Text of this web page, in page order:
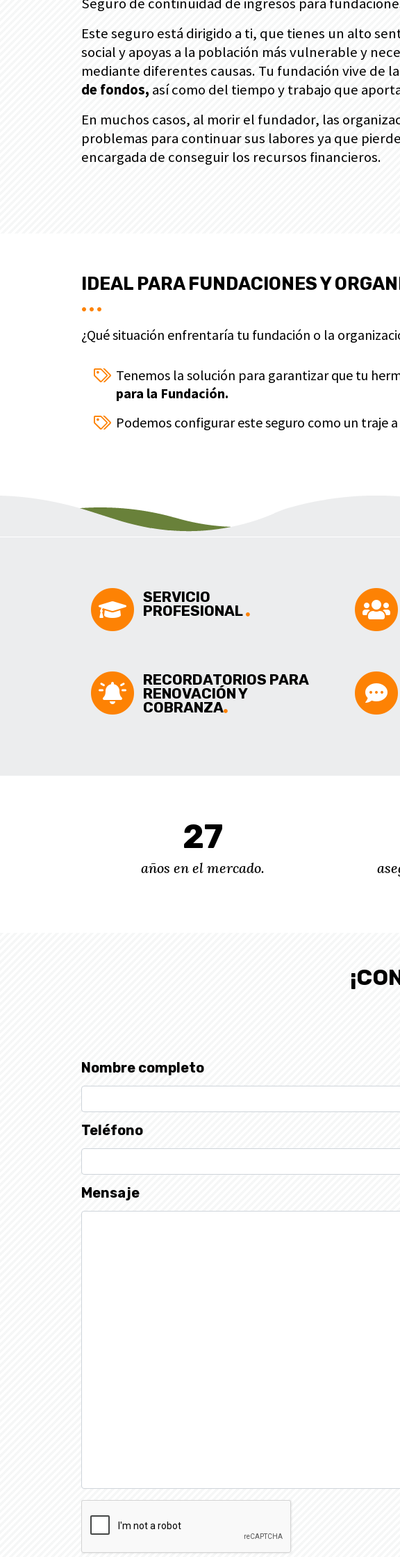
Este seguro está dirigido a ti, que tienes un alto
social y apoyas a la población más vulnerable y
mediante diferentes causas. Tu fundación vive de la
de fondos, así como del tiempo y trabajo que
En muchos casos, al morir el fundador, las
problemas para continuar sus labores ya que
encargada de conseguir los recursos financieros.
IDEAL PARA FUNDACIONES Y
¿Qué situación enfrentaría tu fundación o la
Tenemos la solución para garantizar que tu
para la Fundación.
Podemos configurar este seguro como un traje
SERVICIO
PROFESIONAL
RECORDATORIOS PARA
RENOVACIÓN Y
COBRANZA
27
años en el mercado.
Nombre completo
Teléfono
Mensaje